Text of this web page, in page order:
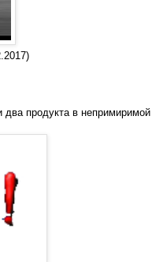
продукта в непримиримой